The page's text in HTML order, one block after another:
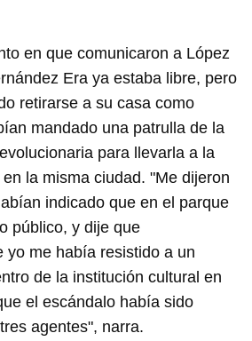
en que comunicaron a López
Era ya estaba libre, pero
retirarse a su casa como
mandado una patrulla de la
para llevarla a la
la misma ciudad. "Me dijeron
indicado que en el parque
público, y dije que
yo me había resistido a un
de la institución cultural en
el escándalo había sido
agentes", narra.